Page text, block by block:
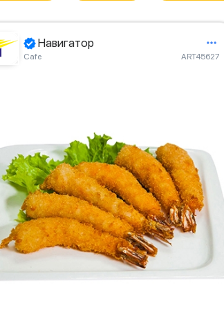
Навигатор
Сafe ART45627